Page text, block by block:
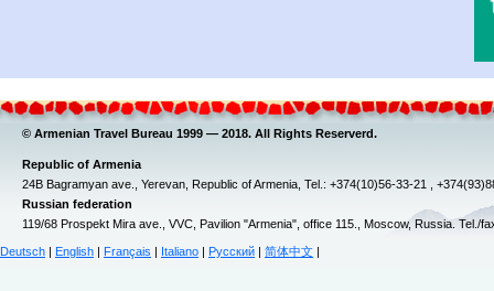
© Armenian Travel Bureau 1999 — 2018. All Rights Reserverd.
Republic of Armenia
24B Bagramyan ave., Yerevan, Republic of Armenia, Tel.: +374(10)56-33-21 ,
Russian federation
119/68 Prospekt Mira ave., VVC, Pavilion "Armenia", office 115., Moscow, Russia. Tel./
Deutsch English Français Italiano Русский 简体中文